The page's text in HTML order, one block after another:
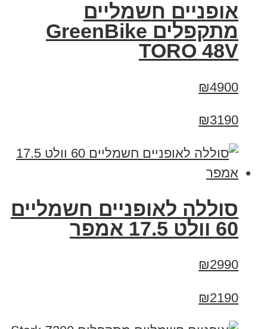
אופניים חשמליים
מתקפלים GreenBike
TORO 48V
₪4900
₪3190
סוללה לאופניים חשמליים
60 וולט 17.5 אמפר
₪2990
₪2190